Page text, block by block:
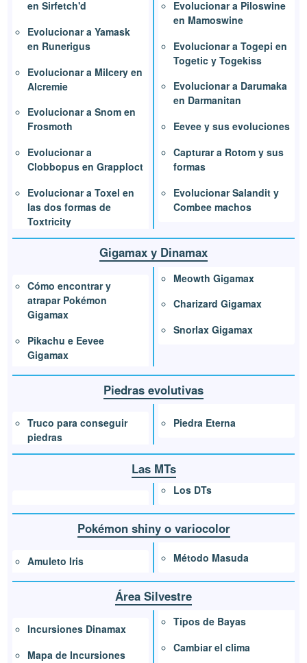
en Sirfetch'd
Evolucionar a Yamask
en Runerigus
Evolucionar a Milcery en
Alcremie
Evolucionar a Snom en
Frosmoth
Evolucionar a
Clobbopus en Grapploct
Evolucionar a Toxel en
las dos formas de
Toxtricity
Evolucionar a Piloswine
en Mamoswine
Evolucionar a Togepi en
Togetic y Togekiss
Evolucionar a Darumaka
en Darmanitan
Eevee y sus evoluciones
Capturar a Rotom y sus
formas
Evolucionar Salandit y
Combee machos
Gigamax y Dinamax
Cómo encontrar y
atrapar Pokémon
Gigamax
Pikachu e Eevee
Gigamax
Meowth Gigamax
Charizard Gigamax
Snorlax Gigamax
Piedras evolutivas
Truco para conseguir
piedras
Piedra Eterna
Las MTs
Los DTs
Pokémon shiny o variocolor
Amuleto Iris Método Masuda
Área Silvestre
Incursiones Dinamax
Mapa de Incursiones
Tipos de Bayas
Cambiar el clima